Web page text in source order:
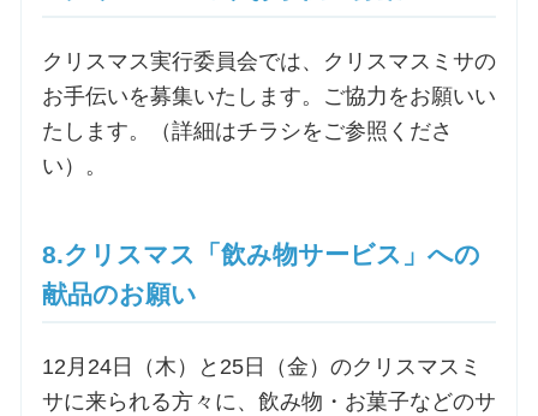
クリスマス実行委員会では、クリスマスミサの
お手伝いを募集いたします。ご協力をお願いい
たします。（詳細はチラシをご参照くださ
い）。
8.クリスマス「飲み物サービス」への
献品のお願い
12月24日（木）と25日（金）のクリスマスミ
サに来られる方々に、飲み物・お菓子などのサ